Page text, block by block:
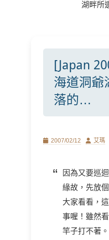
湖畔所
[Japan
海道洞爺
落的…
Posted
2007/02/12 Author
艾瑪
因為又要巡
緣故，先放
大家看看，
事喔！雖然
竿子打不著